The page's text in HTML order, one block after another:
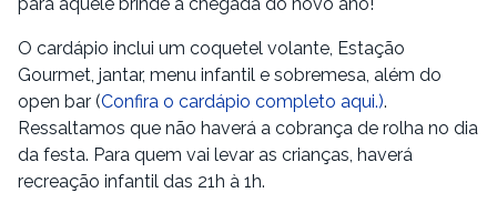
O cardápio inclui um coquetel volante, Estação
Gourmet, jantar, menu infantil e sobremesa, além do
open bar (Confira o cardápio completo aqui.).
Ressaltamos que não haverá a cobrança de rolha no dia
da festa. Para quem vai levar as crianças, haverá
recreação infantil das 21h à 1h.